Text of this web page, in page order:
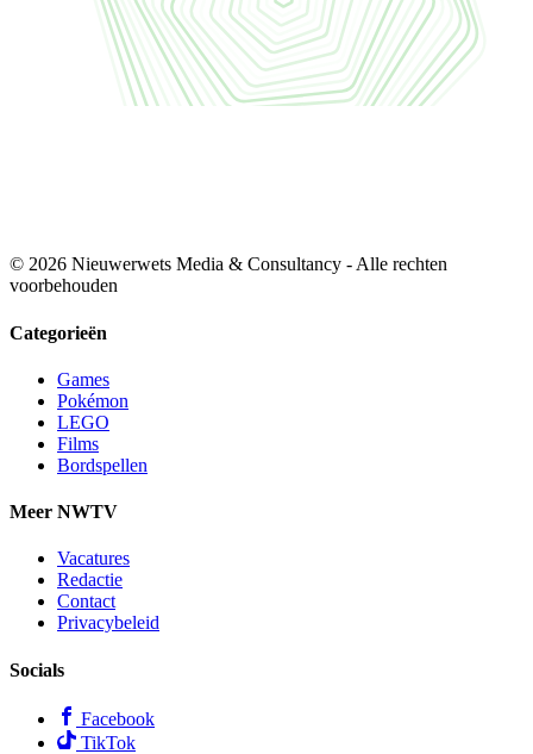
© 2026 Nieuwerwets Media & Consultancy - Alle rechten
voorbehouden
Categorieën
Games
Pokémon
LEGO
Films
Bordspellen
Meer NWTV
Vacatures
Redactie
Contact
Privacybeleid
Socials
Facebook
TikTok